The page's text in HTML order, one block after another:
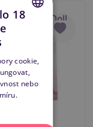
Love Doll
panna na
Kč
Do košíku
ENGLISH
18
cookie,
nebo